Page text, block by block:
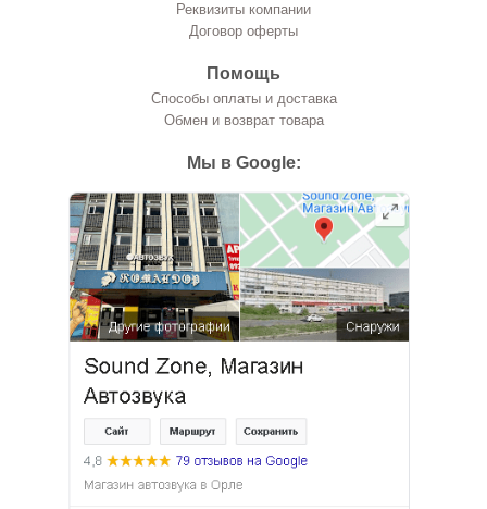
Реквизиты компании
Договор оферты
Помощь
Способы оплаты и доставка
Обмен и возврат товара
Мы в Google: